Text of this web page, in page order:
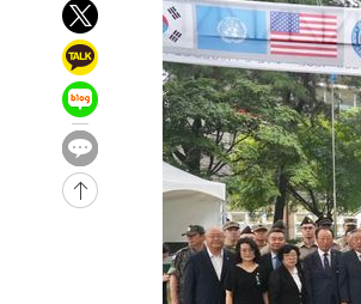
3시간 전 >
11시간 압수수색에 성접대 파문
3시간 전 >
[속보]규제합리화위원회 부위원
후임
-15803초 전 >
이강인, 폭염 속 AT마드리드
-12942초 전 >
미 사업체 일자리, 7월에 2.3
하향수정 (2보)
-12390초 전 >
[속보] 미 사업체, 일자리 7월
-8253초 전 >
[속보]이 대통령 "부동산 공급
실천"
이란, "오만과 '중앙 단일 루트'
"낮 기온 소폭 하락"…수도권 폭염
[속보]이 대통령, '호우피해' 안동·